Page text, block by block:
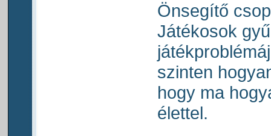
Önsegítő
Játékosok
szinten
hogy ma
élettel.